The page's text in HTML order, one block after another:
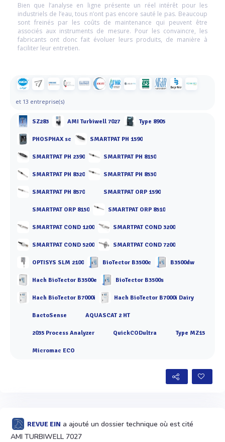
Bien que l’analyse en ligne présente un réel intérêt pour les
industriels de l’eau, tous n’ont pas encore sauté le pas. Beaucoup
sont freinés par les coûts de maintenance qui peuvent être
associés aux instruments de mesure. Pour les convaincre, les
fabricants ont donc fait évoluer leurs produits, de manière à
faciliter leur entretien.
et 13 entreprise(s)
SZ283 AMI Turbiwell 7027 Type 8905
PHOSPHAX sc SMARTPAT PH 1590
SMARTPAT PH 2390 SMARTPAT PH 8150
SMARTPAT PH 8320 SMARTPAT PH 8530
SMARTPAT PH 8570 SMARTPAT ORP 1590
SMARTPAT ORP 8150 SMARTPAT ORP 8510
SMARTPAT COND 1200 SMARTPAT COND 3200
SMARTPAT COND 5200 SMARTPAT COND 7200
OPTISYS SLM 2100 BioTector B3500c B3500dw
Hach BioTector B3500e BioTector B3500s
Hach BioTector B7000i Hach BioTector B7000i Dairy
BactoSense AQUASCAT 2 HT
2035 Process Analyzer QuickCODultra Type MZ15
Micromac ECO
REVUE EIN a ajouté un dossier technique où est cité
AMI TURBIWELL 7027